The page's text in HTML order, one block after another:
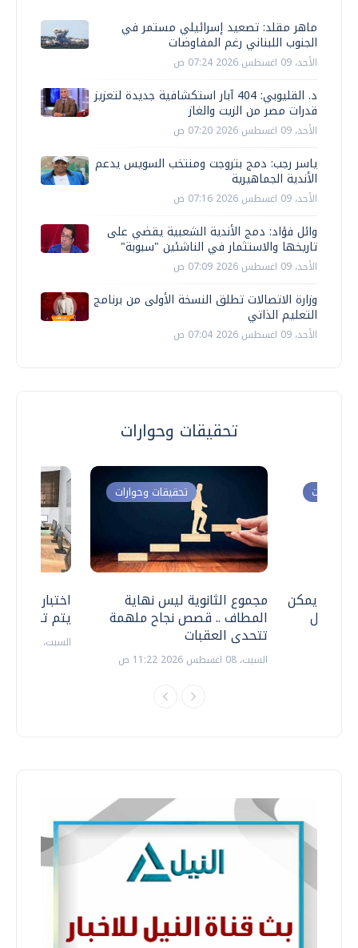
ماهر مقلد: تصعيد إسرائيلي مستمر في
الجنوب اللبناني رغم المفاوضات
الأحد، 09 اغسطس 2026 07:24 ص
د. القليوبي: 404 آبار استكشافية جديدة لتعزيز
قدرات مصر من الزيت والغاز
الأحد، 09 اغسطس 2026 07:20 ص
ياسر رجب: دمج بتروجت ومنتخب السويس يدعم
الأندية الجماهيرية
الأحد، 09 اغسطس 2026 07:16 ص
وائل فؤاد: دمج الأندية الشعبية يقضي على
تاريخها والاستثمار في الناشئين "سبوبة"
الأحد، 09 اغسطس 2026 07:09 ص
وزارة الاتصالات تطلق النسخة الأولى من برنامج
التعليم الذاتي
الأحد، 09 اغسطس 2026 07:04 ص
تحقيقات وحوارات
اختبارات
يتم
السبت، 18 يوليو 2026 09:22 ص
تحقيقات وحوارات
مجموع الثانوية ليس نهاية
المطاف .. قصص نجاح ملهمة
تتحدى العقبات
السبت، 08 اغسطس 2026 11:22 ص
وحوارات
.. هل يمكن
نتعامل